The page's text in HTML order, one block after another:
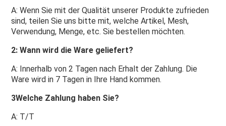
A: Wenn Sie mit der Qualität unserer Produkte zufrieden
sind, teilen Sie uns bitte mit, welche Artikel, Mesh,
Verwendung, Menge, etc. Sie bestellen möchten.
2: Wann wird die Ware geliefert?
A: Innerhalb von 2 Tagen nach Erhalt der Zahlung. Die
Ware wird in 7 Tagen in Ihre Hand kommen.
3Welche Zahlung haben Sie?
A: T/T